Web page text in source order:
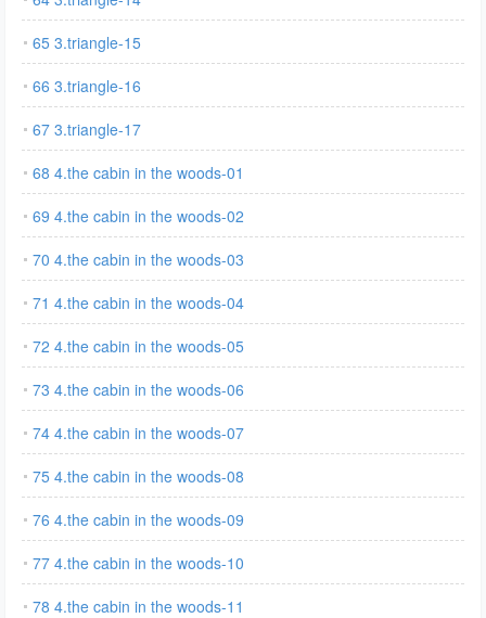
65 3.triangle-15
66 3.triangle-16
67 3.triangle-17
68 4.the cabin in the woods-01
69 4.the cabin in the woods-02
70 4.the cabin in the woods-03
71 4.the cabin in the woods-04
72 4.the cabin in the woods-05
73 4.the cabin in the woods-06
74 4.the cabin in the woods-07
75 4.the cabin in the woods-08
76 4.the cabin in the woods-09
77 4.the cabin in the woods-10
78 4.the cabin in the woods-11